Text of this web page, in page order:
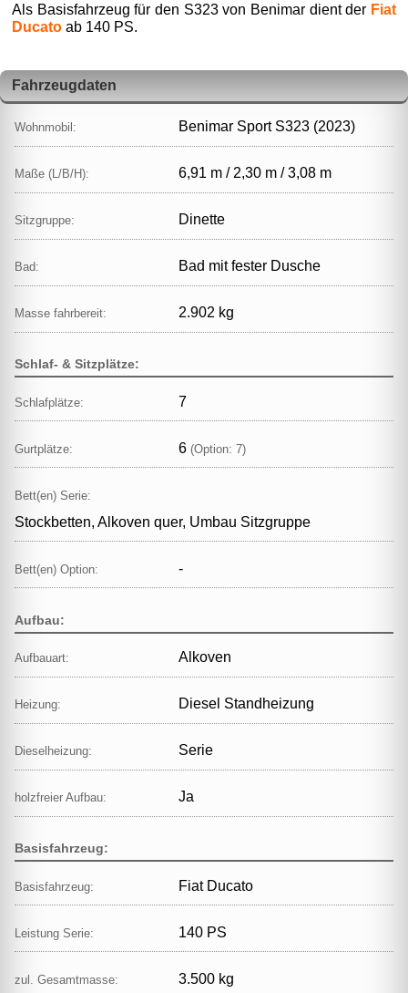
Als Basisfahrzeug für den S323 von Benimar dient der Fiat
Ducatoab 140 PS.
Fahrzeugdaten
Wohnmobil: Benimar Sport S323 (2023)
Maße (L/B/H): 6,91 m / 2,30 m / 3,08 m
Sitzgruppe: Dinette
Bad: Bad mit fester Dusche
Masse fahrbereit: 2.902 kg
Schlaf- & Sitzplätze:
Schlafplätze: 7
Gurtplätze: 6 (Option: 7)
Bett(en) Serie:
Stockbetten, Alkoven quer, Umbau Sitzgruppe
Bett(en) Option: -
Aufbau:
Aufbauart: Alkoven
Heizung: Diesel Standheizung
Dieselheizung: Serie
holzfreier Aufbau: Ja
Basisfahrzeug:
Basisfahrzeug: Fiat Ducato
Leistung Serie: 140 PS
zul. Gesamtmasse: 3.500 kg